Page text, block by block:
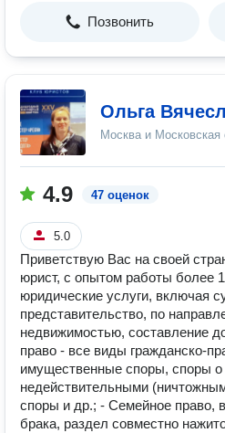
Позвонить
Ольга
Москва и Московская
4.9 47 оценок
5.0
Приветствую Вас на своей
юрист, с опытом работы более
юридические услуги, включая
представительство, по
недвижимостью, составление
право - все виды гражданско-
имущественные споры, споры о
недействительными
споры и др.; - Семейное право,
брака, раздел совместно